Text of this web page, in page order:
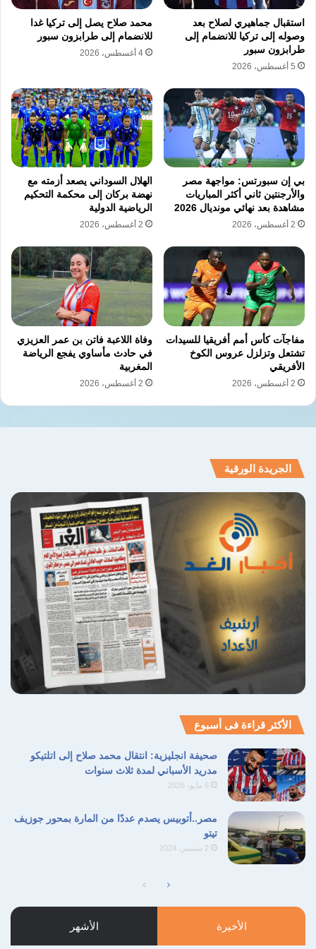
استقبال جماهيري لصلاح بعد
وصوله إلى تركيا للانضمام إلى
طرابزون سبور
5 أغسطس، 2026
محمد صلاح يصل إلى تركيا غدا
للانضمام إلى طرابزون سبور
4 أغسطس، 2026
بي إن سبورتس: مواجهة مصر
والأرجنتين ثاني أكثر المباريات
مشاهدة بعد نهائي مونديال 2026
2 أغسطس، 2026
الهلال السوداني يصعد أزمته مع
نهضة بركان إلى محكمة التحكيم
الرياضية الدولية
2 أغسطس، 2026
مفاجآت كأس أمم أفريقيا للسيدات
تشتعل وتزلزل عروس الكوخ
الأفريقي
2 أغسطس، 2026
وفاة اللاعبة فاتن بن عمر العزيزي
في حادث مأساوي يفجع الرياضة
المغربية
2 أغسطس، 2026
الجريدة الورقية
الأكثر قراءة فى أسبوع
صحيفة انجليزية: انتقال محمد صلاح إلى اتلتيكو
مدريد الأسباني لمدة ثلاث سنوات
6 مايو، 2026
مصر..أتوبيس يصدم عددًا من المارة بمحور جوزيف
تيتو
2 سبتمبر، 2024
الصفحةالصفحة
الأخيرة الأشهر